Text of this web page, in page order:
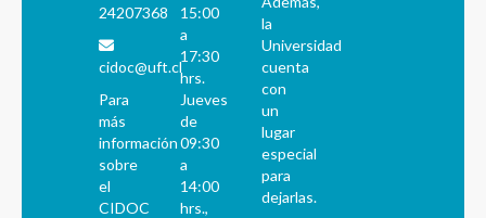
24207368
cidoc@uft.cl
Para
más
información
sobre
el
CIDOC
15:00
a
17:30
hrs.
Jueves
de
09:30
a
14:00
hrs.,
la
Universidad
cuenta
con
un
lugar
especial
para
dejarlas.